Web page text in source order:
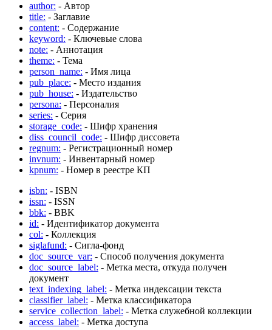
author: - Автор
title: - Заглавие
content: - Содержание
keyword: - Ключевые слова
note: - Аннотация
theme: - Тема
person_name: - Имя лица
pub_place: - Место издания
pub_house: - Издательство
persona: - Персоналия
series: - Серия
storage_code: - Шифр хранения
diss_council_code: - Шифр диссовета
regnum: - Регистрационный номер
invnum: - Инвентарный номер
kpnum: - Номер в реестре КП
isbn: - ISBN
issn: - ISSN
bbk: - BBK
id: - Идентификатор документа
col: - Коллекция
siglafund: - Сигла-фонд
doc_source_var: - Способ получения документа
doc_source_label: - Метка места, откуда получен
документ
text_indexing_label: - Метка индексации текста
classifier_label: - Метка классификатора
service_collection_label: - Метка служебной коллекции
access_label: - Метка доступа